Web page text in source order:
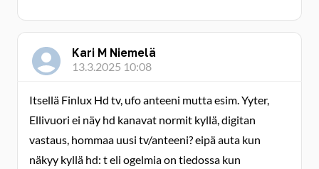
Kari M Niemelä
13.3.2025 10:08
Itsellä Finlux Hd tv, ufo anteeni mutta esim. Yyter,
Ellivuori ei näy hd kanavat normit kyllä, digitan
vastaus, hommaa uusi tv/anteeni? eipä auta kun
näkyy kyllä hd: t eli ogelmia on tiedossa kun